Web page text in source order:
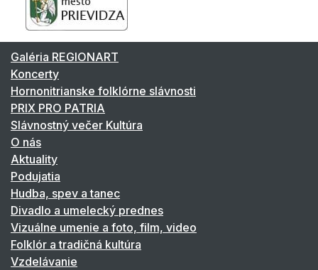
Galéria REGIONART
Koncerty
Hornonitrianske folklórne slávnosti
PRIX PRO PATRIA
Slávnostný večer Kultúra
O nás
Aktuality
Podujatia
Hudba, spev a tanec
Divadlo a umelecký prednes
Vizuálne umenie a foto, film, video
Folklór a tradičná kultúra
Vzdelávanie